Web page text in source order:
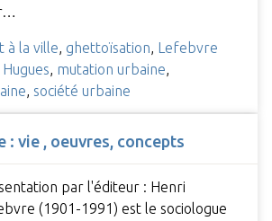
à la ville, ghettoïsation, Lefebvre
, mutation urbaine,
, société urbaine
: vie , oeuvres, concepts
par l'éditeur : Henri
(1901-1991) est le sociologue